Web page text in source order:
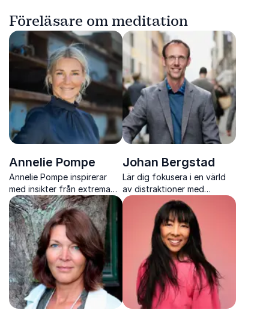
Föreläsare om meditation
Annelie Pompe
Annelie Pompe inspirerar
med insikter från extrema
äventyr till
vardagsutmaningar. Hon
visar hur mental styrka och
rätt inställning kan leda till
förändring.
Johan Bergstad
Lär dig fokusera i en värld
av distraktioner med
psykologen och författaren
Johan Bergstad